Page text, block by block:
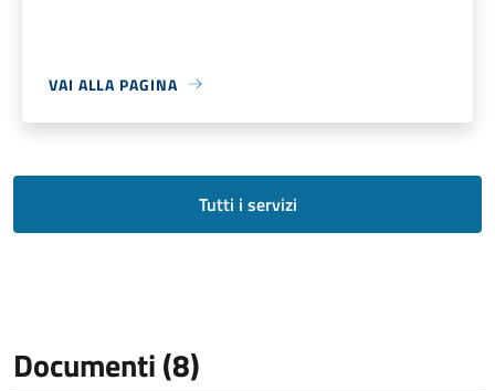
VAI ALLA PAGINA
Tutti i servizi
Documenti (8)